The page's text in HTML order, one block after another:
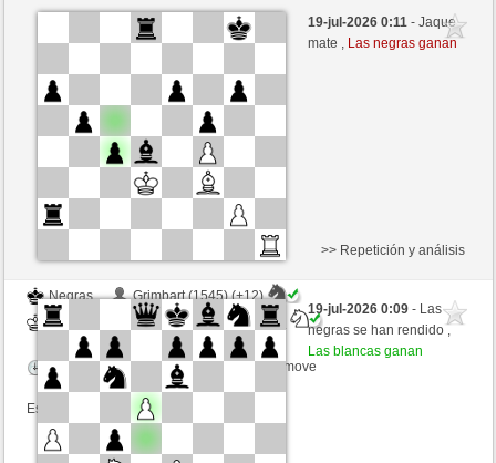
Blancas
PANAKA (1336) (-11)
congcomayo (1443) (+11)
Tiempo: 10 minutes/side + 5 seconds/move
Esta partida es por puntos
19-jul-2026 0:11- Jaque
mate , Las negras ganan
Negras
Grimbart (1545) (+12)
Blancas
congcomayo (1455) (-12)
Tiempo: 20 minutes/side + 10 seconds/move
Esta partida es por puntos
>> Repetición y análisis
19-jul-2026 0:09- Las
negras se han rendido ,
Las blancas ganan